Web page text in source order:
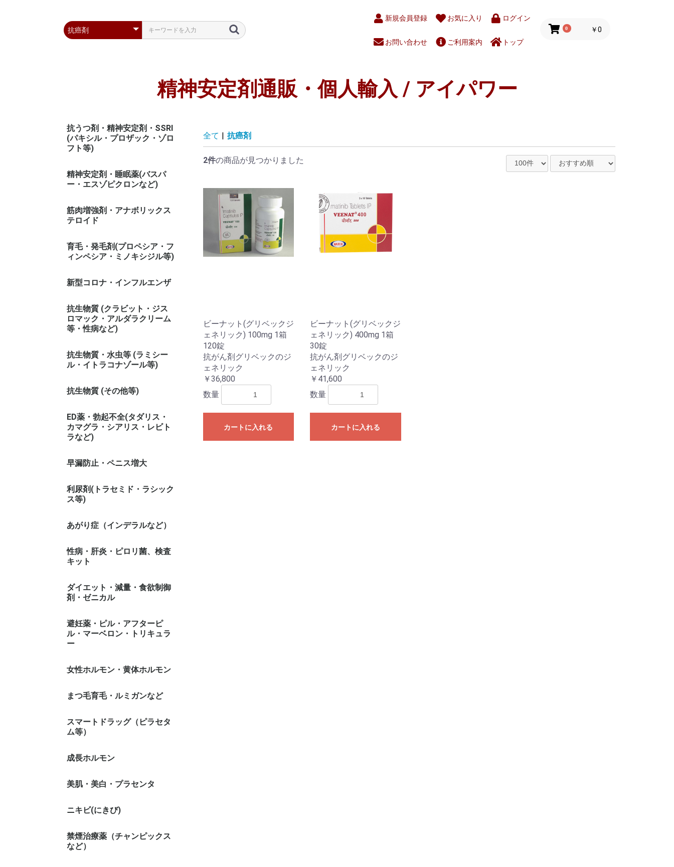
新規会員登録 お気に入り ログイン
お問い合わせ ご利用案内 トップ
0 ￥0
精神安定剤通販・個人輸入 / アイパワー
抗うつ剤・精神安定剤・SSRI
(パキシル・プロザック・ゾロ
フト等)
精神安定剤・睡眠薬(バスパ
ー・エスゾピクロンなど)
筋肉増強剤・アナボリックス
テロイド
育毛・発毛剤(プロペシア・フ
ィンペシア・ミノキシジル等)
新型コロナ・インフルエンザ
抗生物質 (クラビット・ジス
ロマック・アルダラクリーム
等・性病など)
抗生物質・水虫等 (ラミシー
ル・イトラコナゾール等)
抗生物質 (その他等)
ED薬・勃起不全(タダリス・
カマグラ・シアリス・レビト
ラなど)
早漏防止・ペニス増大
利尿剤(トラセミド・ラシック
ス等)
あがり症（インデラルなど）
性病・肝炎・ピロリ菌、検査
キット
ダイエット・減量・食欲制御
剤・ゼニカル
避妊薬・ピル・アフターピ
ル・マーベロン・トリキュラ
ー
女性ホルモン・黄体ホルモン
まつ毛育毛・ルミガンなど
スマートドラッグ（ピラセタ
ム等）
成長ホルモン
美肌・美白・プラセンタ
ニキビ(にきび)
禁煙治療薬（チャンピックス
など）
全て 抗癌剤
2件の商品が見つかりました
ビーナット(グリベックジ
ェネリック) 100mg 1箱
120錠
抗がん剤グリベックのジ
ェネリック
￥36,800
数量
カートに入れる
ビーナット(グリベックジ
ェネリック) 400mg 1箱
30錠
抗がん剤グリベックのジ
ェネリック
￥41,600
数量
カートに入れる